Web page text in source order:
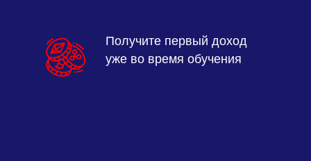
Получите первый доход
уже во время обучения